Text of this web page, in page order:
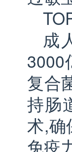
成
3000
复合
持肠
术,确
免疫